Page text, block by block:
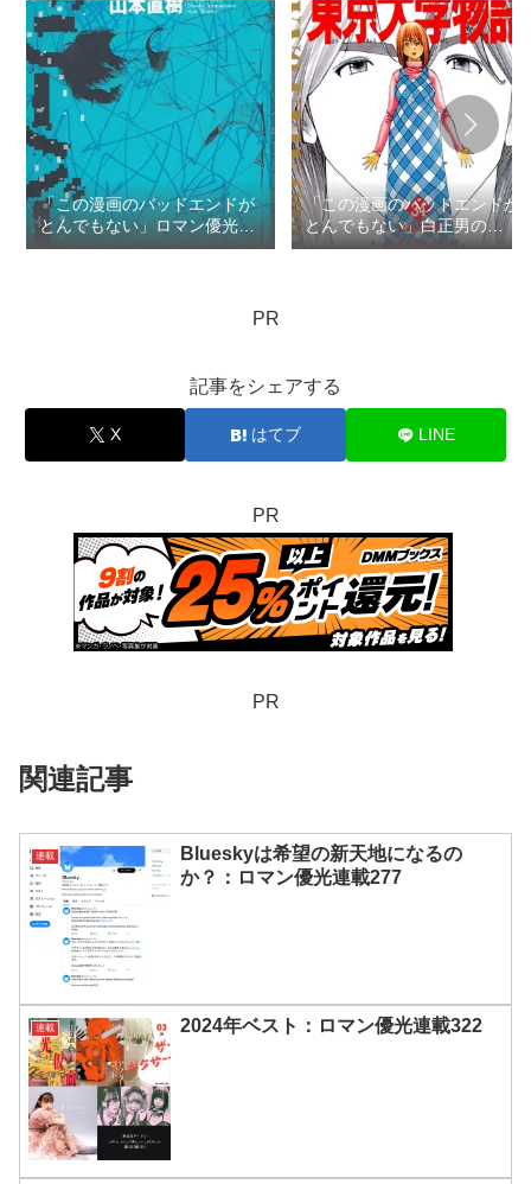
「この漫画のバッドエンドが
とんでもない」ロマン優光の
TOP3
「この漫画のバッドエンドが
とんでもない」白正男の
TOP3
PR
記事をシェアする
X はてブ LINE
PR
PR
関連記事
連載
Blueskyは希望の新天地になるの
か？：ロマン優光連載277
連載 2024年ベスト：ロマン優光連載322